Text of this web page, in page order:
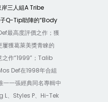
岸三人組A Tribe
Q-Tip助陣的“Body
最高度評價之作；獲
獲葛萊美獎青睞的
之作“1999” ； Talib
Def在1998年合組
一一張經典同名專輯中
L、 Styles P、 Hi-Tek